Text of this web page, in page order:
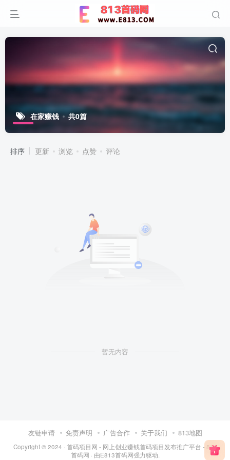
在家赚钱 共0篇
排序 更新 浏览 点赞 评论
暂无内容
友链申请 免责声明 广告合作 关于我们 813地图
Copyright © 2024 · 首码项目网 - 网上创业赚钱首码项目发布推广平台 - 813
首码网 · 由E813首码网强力驱动.